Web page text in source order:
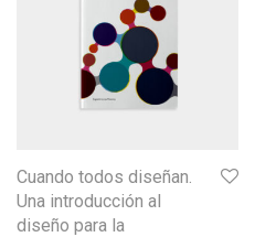
Cuando todos diseñan.
Una introducción al
diseño para la